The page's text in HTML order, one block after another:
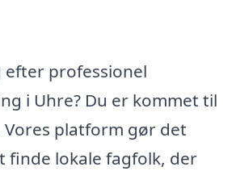
efter professionel
i Uhre? Du er kommet til
platform gør det
finde lokale fagfolk, der